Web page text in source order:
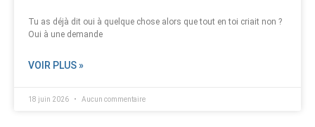
Tu as déjà dit oui à quelque chose alors que tout en toi criait non ?
Oui à une demande
VOIR PLUS »
18 juin 2026 Aucun commentaire